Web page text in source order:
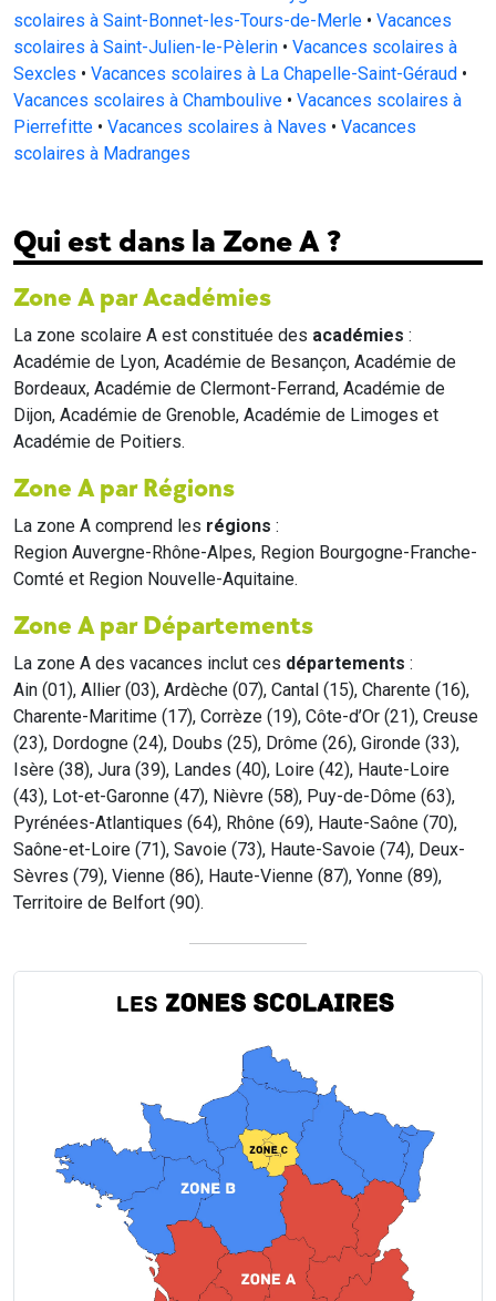
scolaires à Saint-Bonnet-les-Tours-de-Merle • Vacances
scolaires à Saint-Julien-le-Pèlerin • Vacances scolaires à
Sexcles • Vacances scolaires à La Chapelle-Saint-Géraud •
Vacances scolaires à Chamboulive • Vacances scolaires à
Pierrefitte • Vacances scolaires à Naves • Vacances
scolaires à Madranges
Qui est dans la Zone A ?
Zone A par Académies
La zone scolaire A est constituée des académies :
Académie de Lyon, Académie de Besançon, Académie de
Bordeaux, Académie de Clermont-Ferrand, Académie de
Dijon, Académie de Grenoble, Académie de Limoges et
Académie de Poitiers.
Zone A par Régions
La zone A comprend les régions :
Region Auvergne-Rhône-Alpes, Region Bourgogne-Franche-
Comté et Region Nouvelle-Aquitaine.
Zone A par Départements
La zone A des vacances inclut ces départements :
Ain (01), Allier (03), Ardèche (07), Cantal (15), Charente (16),
Charente-Maritime (17), Corrèze (19), Côte-d’Or (21), Creuse
(23), Dordogne (24), Doubs (25), Drôme (26), Gironde (33),
Isère (38), Jura (39), Landes (40), Loire (42), Haute-Loire
(43), Lot-et-Garonne (47), Nièvre (58), Puy-de-Dôme (63),
Pyrénées-Atlantiques (64), Rhône (69), Haute-Saône (70),
Saône-et-Loire (71), Savoie (73), Haute-Savoie (74), Deux-
Sèvres (79), Vienne (86), Haute-Vienne (87), Yonne (89),
Territoire de Belfort (90).